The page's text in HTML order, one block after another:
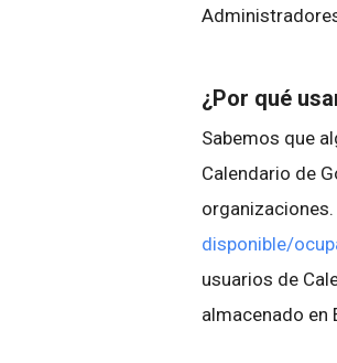
¿Por qué
Sabemos que
Calendario de
disponible/
usuarios de
almacenado en